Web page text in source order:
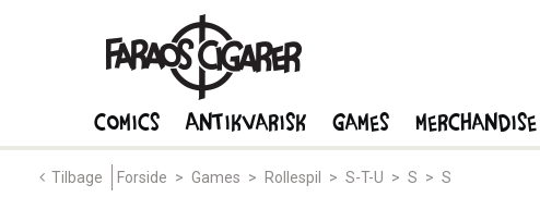
Tilbage Forside > Games > Rollespil > S-T-U > S > S
Comics Antikvarisk Games Merchandise